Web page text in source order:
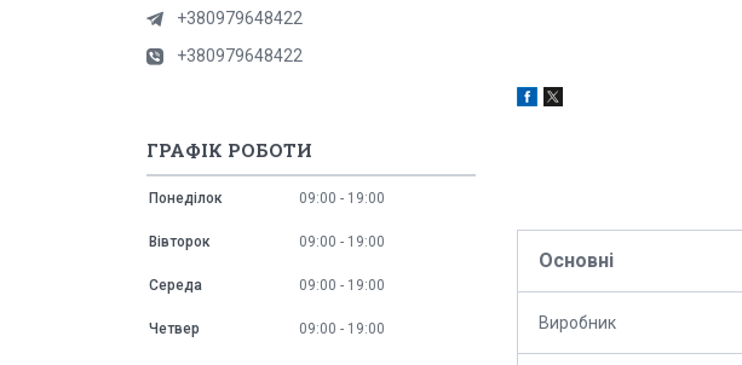
Основні
Виробник
+380979648422
+380979648422
ГРАФІК РОБОТИ
Понеділок 09:00 19:00
Вівторок 09:00 19:00
Середа 09:00 19:00
Четвер 09:00 19:00